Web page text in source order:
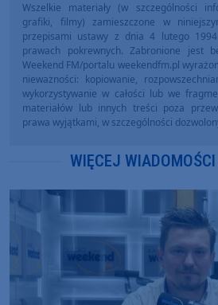
Wszelkie materiały (w szczególności
grafiki, filmy) zamieszczone w
przepisami ustawy z dnia 4 lutego
prawach pokrewnych. Zabronione jest
Weekend FM/portalu weekendfm.pl
nieważności: kopiowanie,
wykorzystywanie w całości lub we
materiałów lub innych treści poza
prawa wyjątkami, w szczególności
WIĘCEJ WIADOMOŚCI